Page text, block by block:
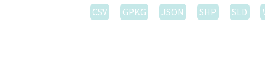
CSV
GPKG JSON SHP SLD